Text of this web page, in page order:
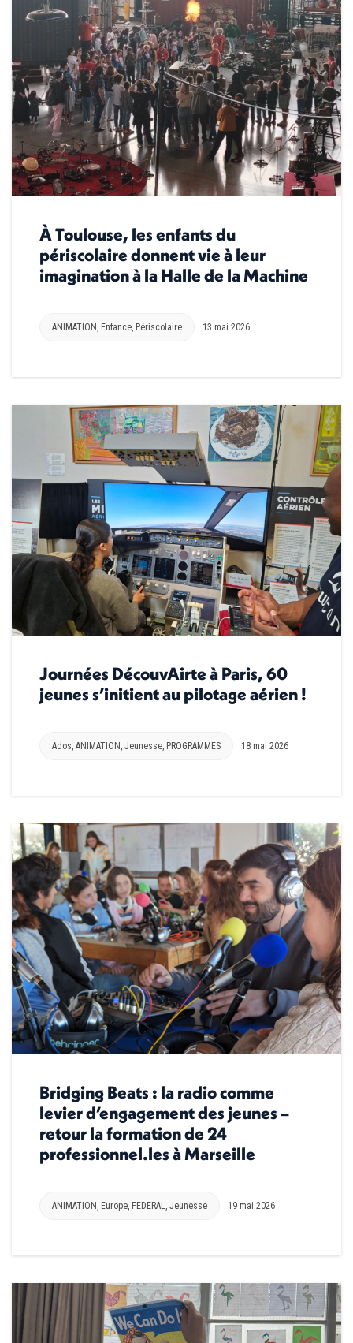
À Toulouse, les enfants du
périscolaire donnent vie à leur
imagination à la Halle de la Machine
ANIMATION , Enfance, Périscolaire 13 mai 2026
Journées DécouvAirte à Paris, 60
jeunes s’initient au pilotage aérien !
Ados, ANIMATION, Jeunesse, PROGRAMMES 18 mai 2026
Bridging Beats : la radio comme
levier d’engagement des jeunes –
retour la formation de 24
professionnel.les à Marseille
ANIMATION Europe FEDERAL Jeunesse 19 mai 2026